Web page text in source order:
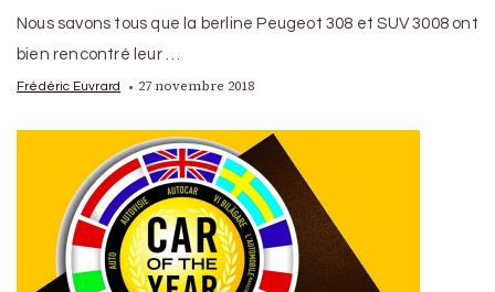
Nous savons tous que la berline Peugeot 308 et SUV 3008 ont
bien rencontré leur …
Frédéric Euvrard 27 novembre 2018